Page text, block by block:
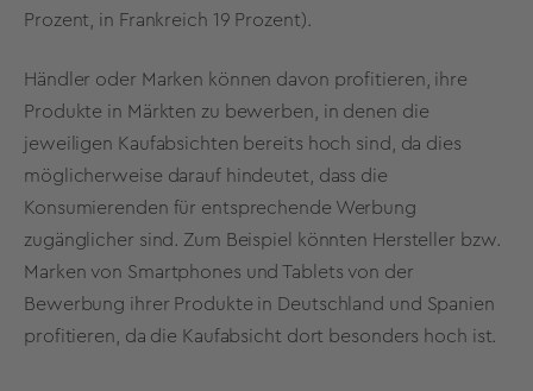
Prozent, in Frankreich 19 Prozent).
Händler oder Marken können davon profitieren, ihre
Produkte in Märkten zu bewerben, in denen die
jeweiligen Kaufabsichten bereits hoch sind, da dies
möglicherweise darauf hindeutet, dass die
Konsumierenden für entsprechende Werbung
zugänglicher sind. Zum Beispiel könnten Hersteller bzw.
Marken von Smartphones und Tablets von der
Bewerbung ihrer Produkte in Deutschland und Spanien
profitieren, da die Kaufabsicht dort besonders hoch ist.